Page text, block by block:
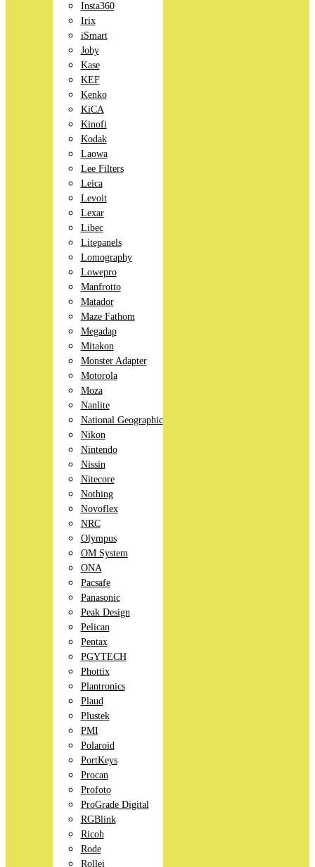
Insta360
Irix
iSmart
Joby
Kase
KEF
Kenko
KiCA
Kinofi
Kodak
Laowa
Lee Filters
Leica
Levoit
Lexar
Libec
Litepanels
Lomography
Lowepro
Manfrotto
Matador
Maze Fathom
Megadap
Mitakon
Monster Adapter
Motorola
Moza
Nanlite
National Geographic
Nikon
Nintendo
Nissin
Nitecore
Nothing
Novoflex
NRC
Olympus
OM System
ONA
Pacsafe
Panasonic
Peak Design
Pelican
Pentax
PGYTECH
Phottix
Plantronics
Plaud
Plustek
PMI
Polaroid
PortKeys
Procan
Profoto
ProGrade Digital
RGBlink
Ricoh
Rode
Rollei